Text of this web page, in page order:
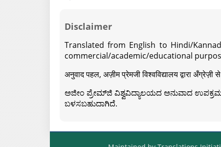
Disclaimer
Translated from English to Hindi/
commercial/academic/educational
अनुवाद पहल, अज़ीम प्रेमजी विश्वविद्यालय द्वारा
ಅಜೀಂ ಪ್ರೇಮ್‍ಜಿ ವಿಶ್ವವಿದ್ಯಾಲಯದ ಅನುವಾದ ಉಪಕ್ರಮದ
ಬಳಸಬಹುದಾಗಿದೆ.